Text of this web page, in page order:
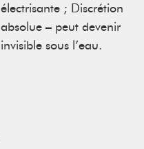
électrisante ; Discrétion
absolue – peut devenir
invisible sous l’eau.